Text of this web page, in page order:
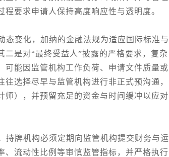
要求申请人保持高度响应性与透明度。
变化，加纳的金融法规为适应国际标准与
是对“最终受益人”披露的严格要求，复杂
可能因监管机构工作负荷、申请文件质量或
选择尽早与监管机构进行非正式预沟通，
），并预留充足的资金与时间缓冲以应对
牌机构必须定期向监管机构提交财务与运
、流动性比例等审慎监管指标，并严格执行